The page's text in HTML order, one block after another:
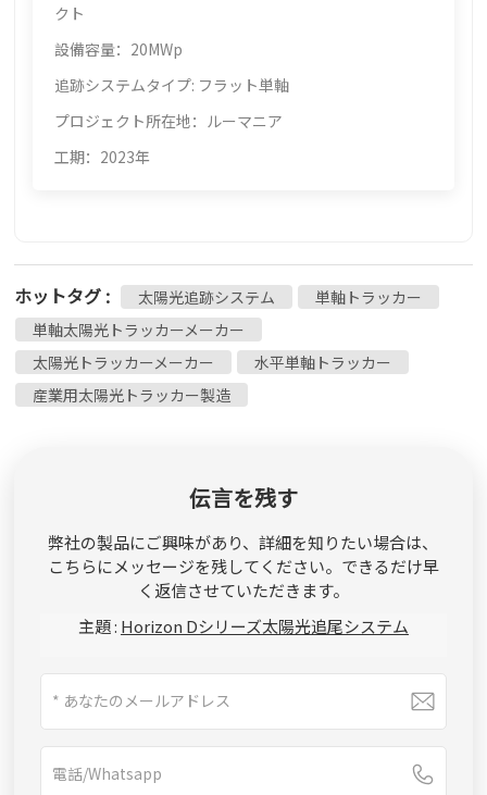
クト
設備容量：20MWp
追跡システムタイプ: フラット単軸
プロジェクト所在地：ルーマニア
工期：2023年
ホットタグ : 太陽光追跡システム
単軸トラッカー
単軸太陽光トラッカーメーカー
太陽光トラッカーメーカー
水平単軸トラッカー
産業用太陽光トラッカー製造
伝言を残す
弊社の製品にご興味があり、詳細を知りたい場合は、
こちらにメッセージを残してください。できるだけ早
く返信させていただきます。
主題 : Horizo​​n Dシリーズ太陽光追尾システム